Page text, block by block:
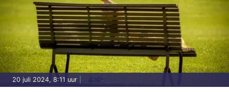
20 juli 2024, 8:11 uur